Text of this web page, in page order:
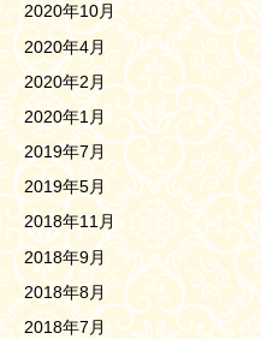
2020年10月
2020年4月
2020年2月
2020年1月
2019年7月
2019年5月
2018年11月
2018年9月
2018年8月
2018年7月